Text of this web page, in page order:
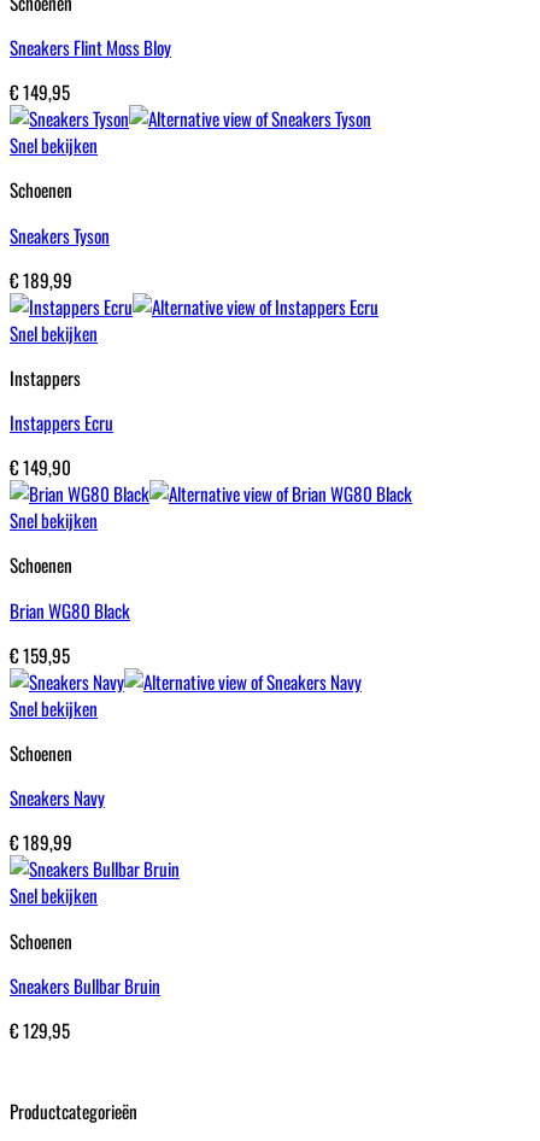
Sneakers Flint Moss Bloy
€149,95
Snel bekijken
Schoenen
Sneakers Tyson
€189,99
Snel bekijken
Instappers
Instappers Ecru
€149,90
Snel bekijken
Schoenen
Brian WG80 Black
€159,95
Snel bekijken
Schoenen
Sneakers Navy
€189,99
Snel bekijken
Schoenen
Sneakers Bullbar Bruin
€129,95
Productcategorieën